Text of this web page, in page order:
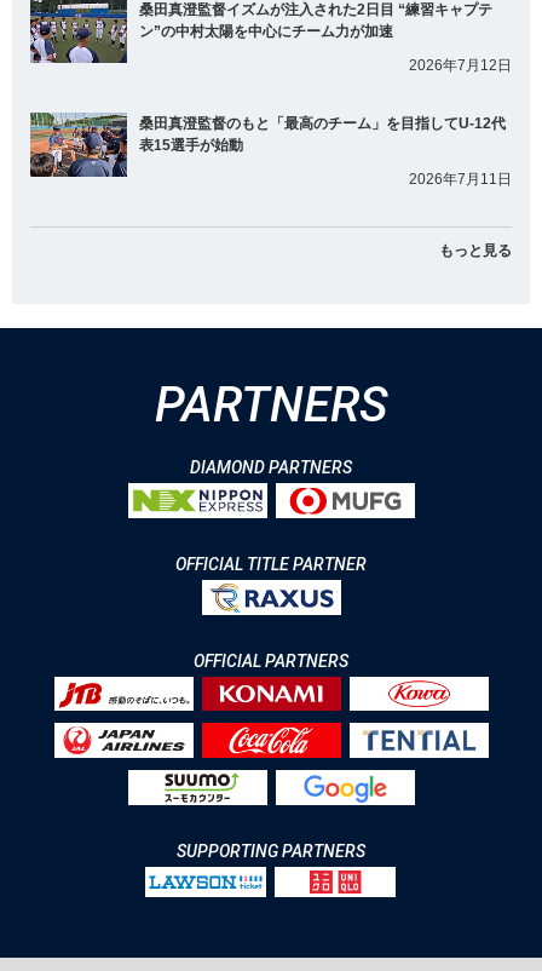
桑田真澄監督イズムが注入された2日目 “練習キャプテ
ン”の中村太陽を中心にチーム力が加速
2026年7月12日
桑田真澄監督のもと「最高のチーム」を目指してU-12代
表15選手が始動
2026年7月11日
もっと見る
PARTNERS
DIAMOND PARTNERS
OFFICIAL TITLE PARTNER
OFFICIAL PARTNERS
SUPPORTING PARTNERS